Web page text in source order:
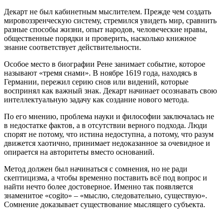
Декарт не был кабинетным мыслителем. Прежде чем создать
мировоззренческую систему, стремился увидеть мир, сравнить
разные способы жизни, опыт народов, человеческие нравы,
общественные порядки и проверить, насколько книжное
знание соответствует действительности.
Особое место в биографии Рене занимает событие, которое
называют «тремя снами». В ноябре 1619 года, находясь в
Германии, пережил серию снов или видений, которые
воспринял как важный знак. Декарт начинает осознавать свою
интеллектуальную задачу как создание нового метода.
По его мнению, проблема науки и философии заключалась не
в недостатке фактов, а в отсутствии верного подхода. Люди
спорят не потому, что истина недоступна, а потому, что разум
движется хаотично, принимает недоказанное за очевидное и
опирается на авторитеты вместо оснований.
Метод должен был начинаться с сомнения, но не ради
скептицизма, а чтобы временно поставить всё под вопрос и
найти нечто более достоверное. Именно так появляется
знаменитое «cogito» – «мыслю, следовательно, существую».
Сомнение доказывает существование мыслящего субъекта.